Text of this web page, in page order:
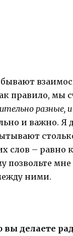
бывают
правило, мы
разные,
и важно. Я
слов –
позвольте
ними.
вы делаете